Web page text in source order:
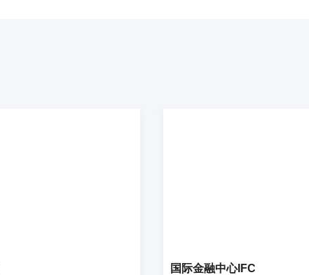
国际金融中心IFC